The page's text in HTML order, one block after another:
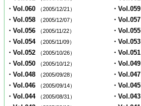
・Vol.060 （2005/12/21） ・Vol.059
・Vol.058 （2005/12/07） ・Vol.057
・Vol.056 （2005/11/22） ・Vol.055
・Vol.054 （2005/11/09） ・Vol.053
・Vol.052 （2005/10/26） ・Vol.051
・Vol.050 （2005/10/12） ・Vol.049
・Vol.048 （2005/09/28） ・Vol.047
・Vol.046 （2005/09/14） ・Vol.045
・Vol.044 （2005/08/31） ・Vol.043